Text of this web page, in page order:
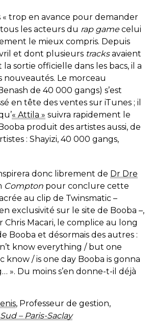
« trop en avance pour demander
tous les acteurs du rap gamecelui
le mieux compris. Depuis
et dont plusieurs tracksavaient
sortie officielle dans les bacs, il a
nouveautés. Le morceau
de 40 000 gangs) s’est
en tête des ventes sur iTunes ; il
« Attila » suivra rapidement le
produit des artistes aussi, de
: Shayizi, 40 000 gangs,
donc librement de Dr Dre
Comptonpour conclure cette
au clip de Twinsmatic –
exclusivité sur le site de Booba –,
Chris Macari, le complice au long
Booba et désormais des autres :
know everything / but one
know / is one day Booba is gonna
». Du moins s’en donne-t-il déjà
, Professeur de gestion,
– Paris-Saclay